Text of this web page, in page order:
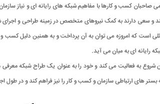
صاحبان کسب و کارها با مفاهیم شبکه های رایانه ای و نیاز
و سعی دارند به کمک نیروهای متخصص در زمینه طراحی و اجرای
است که امروزه می توان به آن پرداخت و به همنین دلیل کسب
رایانه ای به میان می آید.
شروع به فعالیت می کند و خود را به عنوان یک طراح شبکه
بستر های ارتباطی سازمان و کسب و کار را نیز فراهم کند و در طول